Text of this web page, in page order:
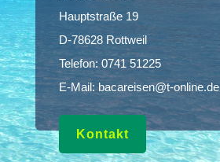
Hauptstraße 19
D-78628 Rottweil
Telefon: 0741 51225
E-Mail:bacareisen@t-online.de
Kontakt